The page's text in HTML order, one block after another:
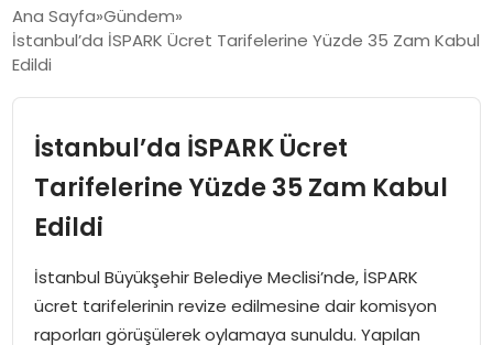
ÖZEL SAYFALAR
SPOR
SIYASET
Ana Sayfa Gündem
İstanbul’da İSPARK Ücret Tarifelerine Yüzde 35 Zam Kabul
Edildi
İstanbul’da İSPARK Ücret
Tarifelerine Yüzde 35 Zam Kabul
Edildi
İstanbul Büyükşehir Belediye Meclisi’nde, İSPARK
ücret tarifelerinin revize edilmesine dair komisyon
raporları görüşülerek oylamaya sunuldu. Yapılan